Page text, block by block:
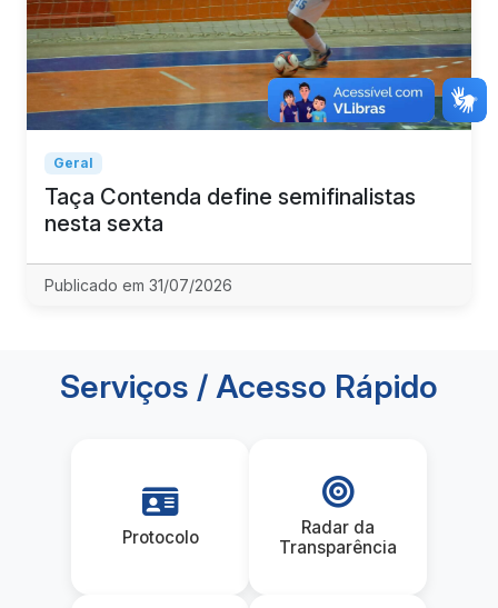
Geral
Taça Contenda define semifinalistas
nesta sexta
Publicado em 31/07/2026
Serviços / Acesso Rápido
Protocolo
Radar da
Transparência